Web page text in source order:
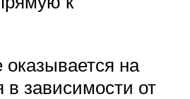
на
в зависимости от